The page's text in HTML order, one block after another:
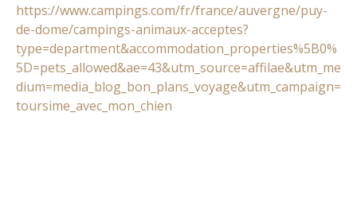
https://www.campings.com/fr/france/auvergne/puy-
de-dome/campings-animaux-acceptes?
type=department&accommodation_properties%5B0%
5D=pets_allowed&ae=43&utm_source=affilae&utm_me
dium=media_blog_bon_plans_voyage&utm_campaign=
toursime_avec_mon_chien